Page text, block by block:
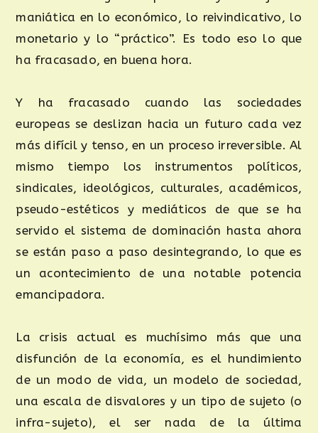
maniática en lo económico, lo reivindicativo, lo
monetario y lo “práctico”. Es todo eso lo que
ha fracasado, en buena hora.
Y ha fracasado cuando las sociedades
europeas se deslizan hacia un futuro cada vez
más difícil y tenso, en un proceso irreversible. Al
mismo tiempo los instrumentos políticos,
sindicales, ideológicos, culturales, académicos,
pseudo-estéticos y mediáticos de que se ha
servido el sistema de dominación hasta ahora
se están paso a paso desintegrando, lo que es
un acontecimiento de una notable potencia
emancipadora.
La crisis actual es muchísimo más que una
disfunción de la economía, es el hundimiento
de un modo de vida, un modelo de sociedad,
una escala de disvalores y un tipo de sujeto (o
infra-sujeto), el ser nada de la última